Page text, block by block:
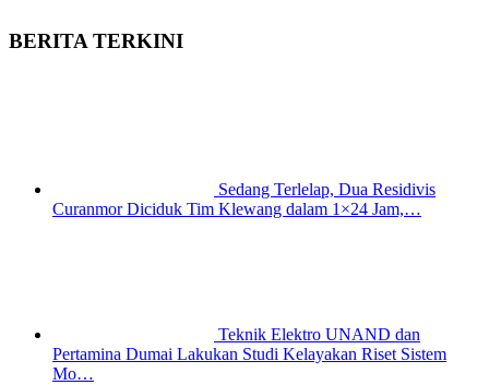
BERITA TERKINI
Sedang Terlelap, Dua Residivis
Curanmor Diciduk Tim Klewang dalam 1×24 Jam,…
Teknik Elektro UNAND dan
Pertamina Dumai Lakukan Studi Kelayakan Riset Sistem
Mo…